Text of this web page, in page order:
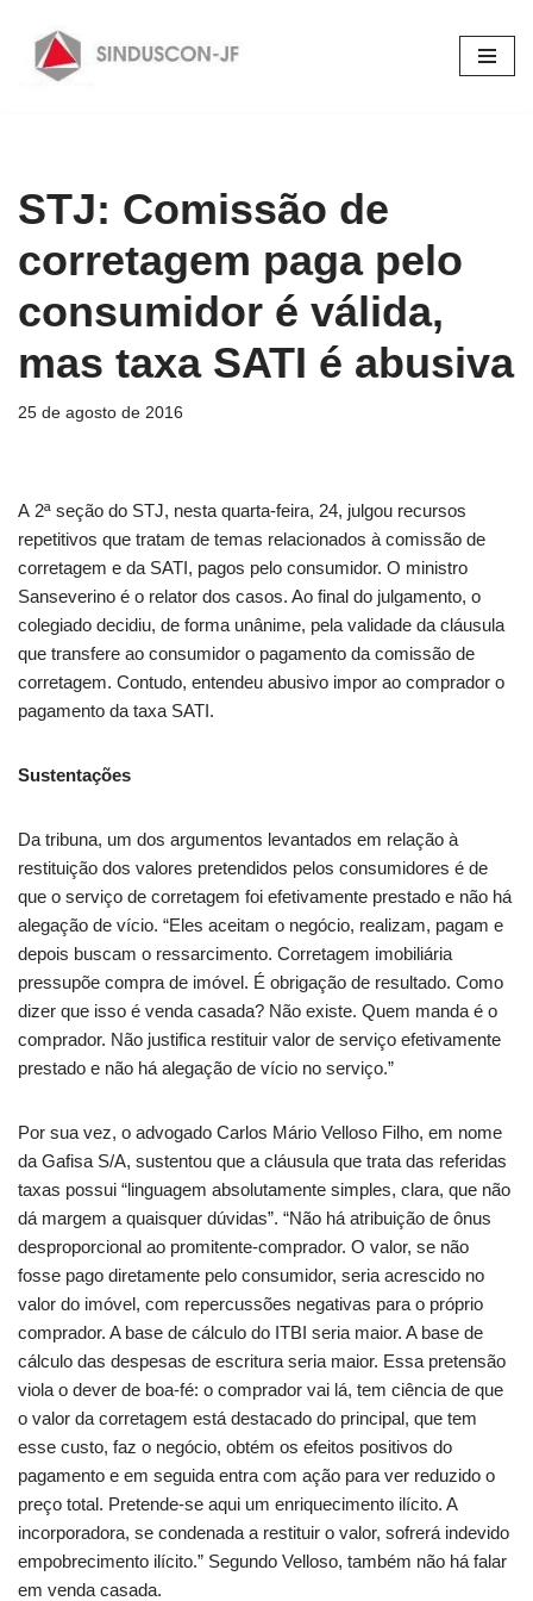
Pular
STJ: Comissão de
corretagem paga pelo
consumidor é válida,
mas taxa SATI é abusiva
25 de agosto de 2016
A 2ª seção do STJ, nesta quarta-feira, 24, julgou recursos
repetitivos que tratam de temas relacionados à comissão de
corretagem e da SATI, pagos pelo consumidor. O ministro
Sanseverino é o relator dos casos. Ao final do julgamento, o
colegiado decidiu, de forma unânime, pela validade da cláusula
que transfere ao consumidor o pagamento da comissão de
corretagem. Contudo, entendeu abusivo impor ao comprador o
pagamento da taxa SATI.
Sustentações
Da tribuna, um dos argumentos levantados em relação à
restituição dos valores pretendidos pelos consumidores é de
que o serviço de corretagem foi efetivamente prestado e não há
alegação de vício. “Eles aceitam o negócio, realizam, pagam e
depois buscam o ressarcimento. Corretagem imobiliária
pressupõe compra de imóvel. É obrigação de resultado. Como
dizer que isso é venda casada? Não existe. Quem manda é o
comprador. Não justifica restituir valor de serviço efetivamente
prestado e não há alegação de vício no serviço.”
Por sua vez, o advogado Carlos Mário Velloso Filho, em nome
da Gafisa S/A, sustentou que a cláusula que trata das referidas
taxas possui “linguagem absolutamente simples, clara, que não
dá margem a quaisquer dúvidas”. “Não há atribuição de ônus
desproporcional ao promitente-comprador. O valor, se não
fosse pago diretamente pelo consumidor, seria acrescido no
valor do imóvel, com repercussões negativas para o próprio
comprador. A base de cálculo do ITBI seria maior. A base de
cálculo das despesas de escritura seria maior. Essa pretensão
viola o dever de boa-fé: o comprador vai lá, tem ciência de que
o valor da corretagem está destacado do principal, que tem
esse custo, faz o negócio, obtém os efeitos positivos do
pagamento e em seguida entra com ação para ver reduzido o
preço total. Pretende-se aqui um enriquecimento ilícito. A
incorporadora, se condenada a restituir o valor, sofrerá indevido
empobrecimento ilícito.” Segundo Velloso, também não há falar
em venda casada.